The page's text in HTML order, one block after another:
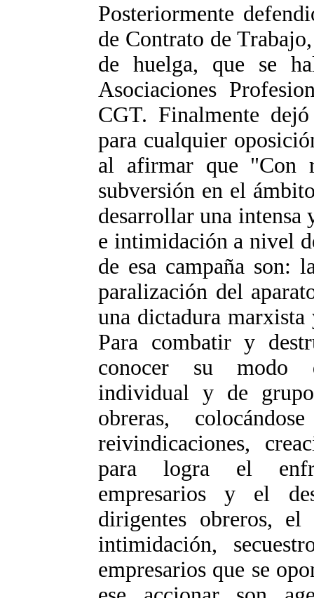
Posteriormente
de Contrato de
de huelga, que se
Asociaciones
CGT. Finalmente
para cualquier
al afirmar que "Con
subversión en el
desarrollar una intensa
e intimidación a nivel
de esa campaña son:
paralización del
una dictadura
Para combatir y
conocer su modo
individual y de
obreras,
reivindicaciones,
para logra el
empresarios y el
dirigentes obreros,
intimidación,
empresarios que se